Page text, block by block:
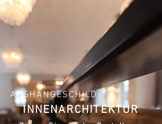
AUSHÄNGESCHILD
INNENARCHITEKTUR